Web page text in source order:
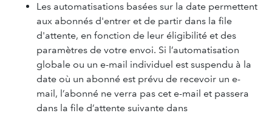
Les automatisations basées sur la date permettent
aux abonnés d'entrer et de partir dans la file
d'attente, en fonction de leur éligibilité et des
paramètres de votre envoi. Si l’automatisation
globale ou un e-mail individuel est suspendu à la
date où un abonné est prévu de recevoir un e-
mail, l’abonné ne verra pas cet e-mail et passera
dans la file d’attente suivante dans